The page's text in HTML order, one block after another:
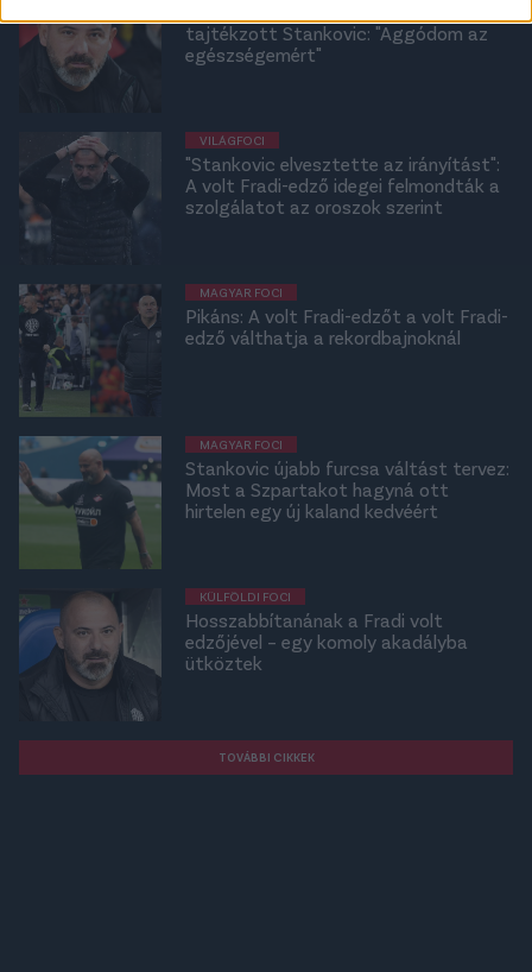
tajtékzott Stankovic: "Aggódom az
egészségemért"
VILÁGFOCI
"Stankovic elvesztette az irányítást":
A volt Fradi-edző idegei felmondták a
szolgálatot az oroszok szerint
MAGYAR FOCI
Pikáns: A volt Fradi-edzőt a volt Fradi-
edző válthatja a rekordbajnoknál
MAGYAR FOCI
Stankovic újabb furcsa váltást tervez:
Most a Szpartakot hagyná ott
hirtelen egy új kaland kedvéért
KÜLFÖLDI FOCI
Hosszabbítanának a Fradi volt
edzőjével – egy komoly akadályba
ütköztek
TOVÁBBI CIKKEK